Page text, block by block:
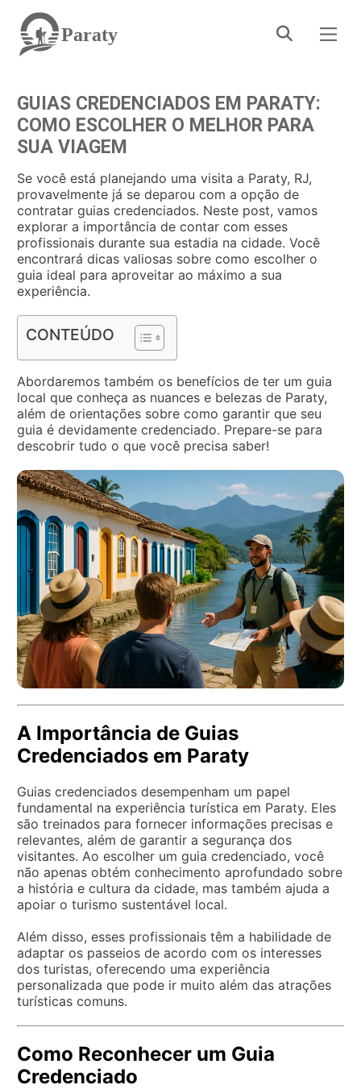
Paraty
GUIAS CREDENCIADOS EM PARATY:
COMO ESCOLHER O MELHOR PARA
SUA VIAGEM
Se você está planejando uma visita a Paraty, RJ,
provavelmente já se deparou com a opção de
contratar guias credenciados. Neste post, vamos
explorar a importância de contar com esses
profissionais durante sua estadia na cidade. Você
encontrará dicas valiosas sobre como escolher o
guia ideal para aproveitar ao máximo a sua
experiência.
CONTEÚDO
Abordaremos também os benefícios de ter um guia
local que conheça as nuances e belezas de Paraty,
além de orientações sobre como garantir que seu
guia é devidamente credenciado. Prepare-se para
descobrir tudo o que você precisa saber!
A Importância de Guias
Credenciados em Paraty
Guias credenciados desempenham um papel
fundamental na experiência turística em Paraty. Eles
são treinados para fornecer informações precisas e
relevantes, além de garantir a segurança dos
visitantes. Ao escolher um guia credenciado, você
não apenas obtém conhecimento aprofundado sobre
a história e cultura da cidade, mas também ajuda a
apoiar o turismo sustentável local.
Além disso, esses profissionais têm a habilidade de
adaptar os passeios de acordo com os interesses
dos turistas, oferecendo uma experiência
personalizada que pode ir muito além das atrações
turísticas comuns.
Como Reconhecer um Guia
Credenciado